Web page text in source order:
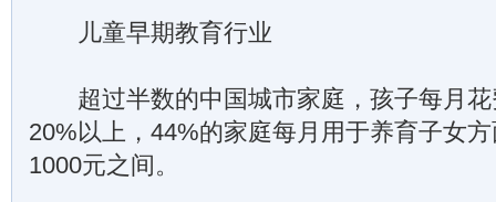
儿童早期教育行业
超过半数的中国城市家庭，孩子每月花
20%以上，44%的家庭每月用于养育子女
1000元之间。